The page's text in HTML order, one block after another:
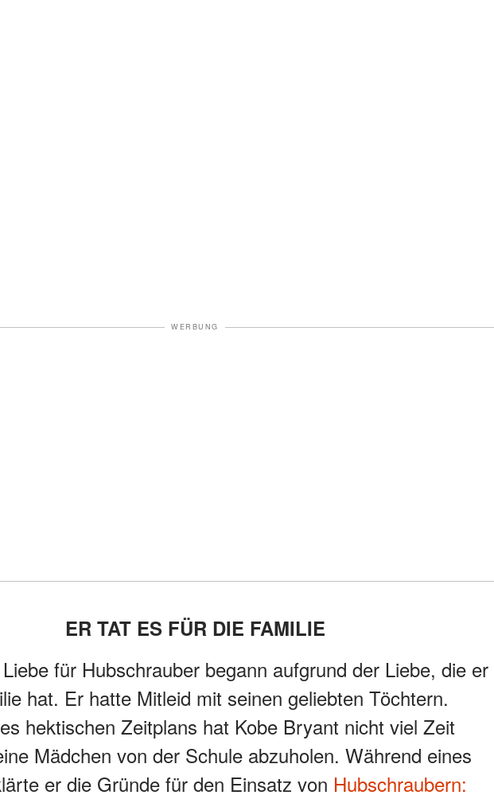
WERBUNG
ER TAT ES FÜR DIE FAMILIE
für Hubschrauber begann aufgrund der Liebe, die er
hat. Er hatte Mitleid mit seinen geliebten Töchtern.
hektischen Zeitplans hat Kobe Bryant nicht viel Zeit
Mädchen von der Schule abzuholen. Während eines
er die Gründe für den Einsatz von Hubschraubern: